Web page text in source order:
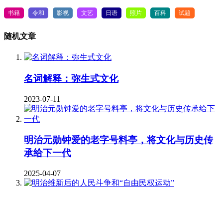
书籍 令和 影视 文艺 日语 照片 百科 试题
随机文章
名词解释：弥生式文化
2023-07-11
明治元勋钟爱的老字号料亭，将文化与历史传
承给下一代
2025-04-07